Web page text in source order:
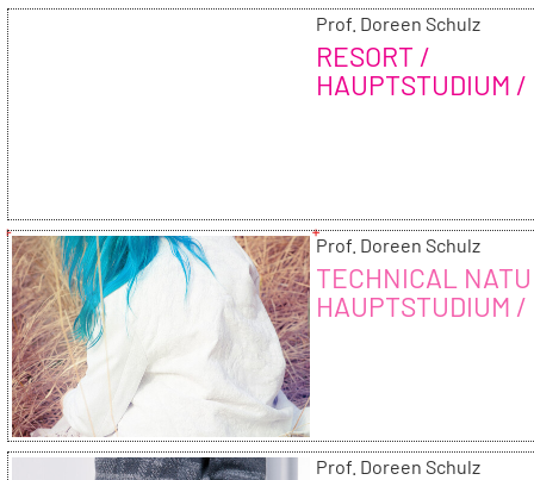
Prof. Doreen Schulz
RESORT /
HAUPTSTUDIUM /
Prof. Doreen Schulz
TECHNICAL
HAUPTSTUDIUM /
Prof. Doreen Schulz